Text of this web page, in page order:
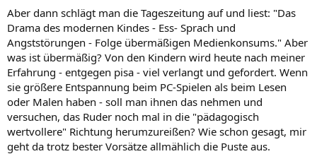
Aber dann schlägt man die Tageszeitung auf und liest: "Das
Drama des modernen Kindes - Ess- Sprach und
Angststörungen - Folge übermäßigen Medienkonsums." Aber
was ist übermäßig? Von den Kindern wird heute nach meiner
Erfahrung - entgegen pisa - viel verlangt und gefordert. Wenn
sie größere Entspannung beim PC-Spielen als beim Lesen
oder Malen haben - soll man ihnen das nehmen und
versuchen, das Ruder noch mal in die "pädagogisch
wertvollere" Richtung herumzureißen? Wie schon gesagt, mir
geht da trotz bester Vorsätze allmählich die Puste aus.